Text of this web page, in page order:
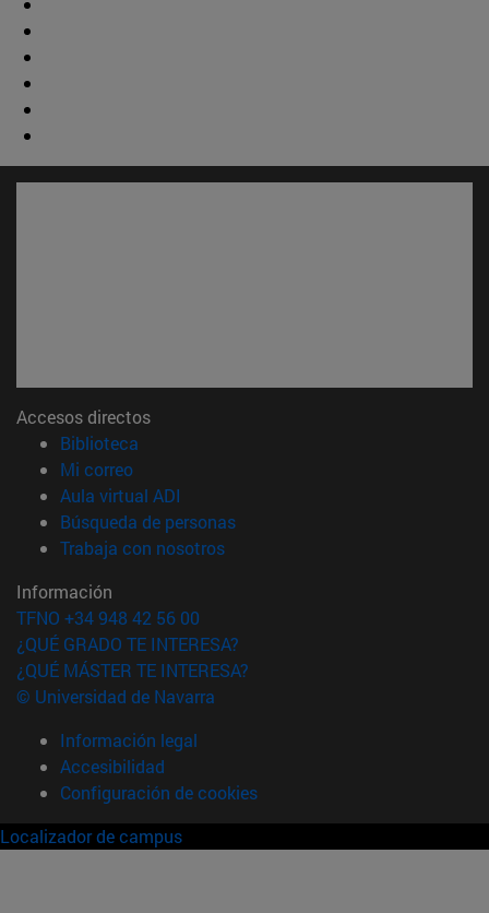
Accesos directos
Biblioteca
Mi correo(abre en nueva ventana)
Aula virtual ADI
Búsqueda de personas(abre en nueva ventana)
Trabaja con nosotros(abre en nueva ventana)
Información
TFNO +34 948 42 56 00
¿QUÉ GRADO TE INTERESA?
¿QUÉ MÁSTER TE INTERESA?
© Universidad de Navarra
Información legal
Accesibilidad
Configuración de cookies
Localizador de campus